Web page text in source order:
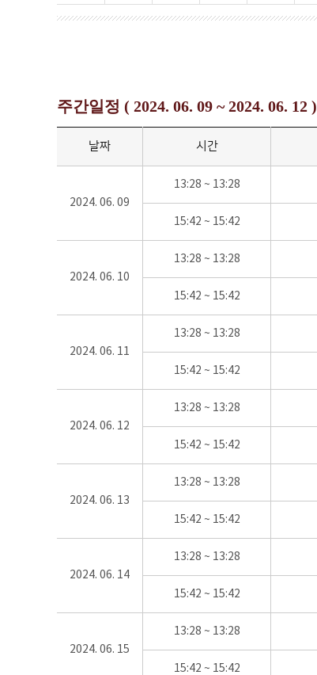
주간일정 ( 2024. 06. 09 ~ 2024. 06. 12 )
날짜 시간
2024. 06. 09
13:28 ~ 13:28
15:42 ~ 15:42
2024. 06. 10
13:28 ~ 13:28
15:42 ~ 15:42
2024. 06. 11
13:28 ~ 13:28
15:42 ~ 15:42
2024. 06. 12
13:28 ~ 13:28
15:42 ~ 15:42
2024. 06. 13
13:28 ~ 13:28
15:42 ~ 15:42
2024. 06. 14
13:28 ~ 13:28
15:42 ~ 15:42
2024. 06. 15
13:28 ~ 13:28
15:42 ~ 15:42